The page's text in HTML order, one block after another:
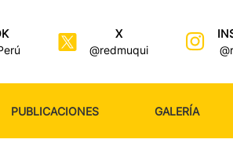
X
@redmuqui
PUBLICACIONES GALERÍA